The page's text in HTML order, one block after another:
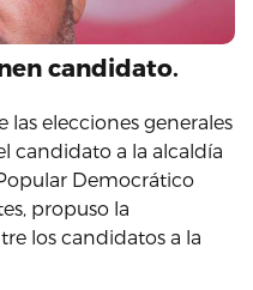
candidato.
las elecciones generales
candidato a la alcaldía
Democrático
propuso la
los candidatos a la